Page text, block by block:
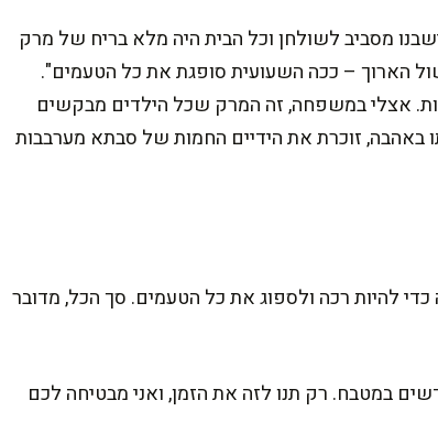
מסביב לשולחן וכל הבית היה מלא בריח של מרק
הארוך – ככה השעועית סופגת את כל הטעמים".
אצלי במשפחה, זה המרק שכל הילדים מבקשים
באהבה, זוכרת את הידיים החמות של סבתא מערבבות
להיות רכה ולספוג את כל הטעמים. סך הכל, מדובר
במטבח. רק תנו לזה את הזמן, ואני מבטיחה לכם